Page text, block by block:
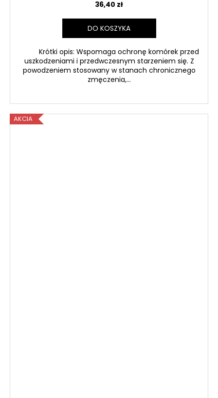
36,40 zł
DO KOSZYKA
Krótki opis: Wspomaga ochronę komórek przed
uszkodzeniami i przedwczesnym starzeniem się. Z
powodzeniem stosowany w stanach chronicznego
zmęczenia,...
AKCIA